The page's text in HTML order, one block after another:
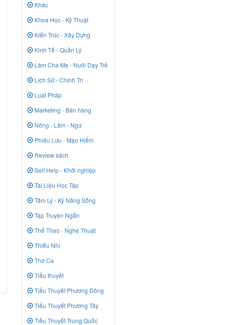
Khác
Khoa Học - Kỹ Thuật
Kiến Trúc - Xây Dựng
Kinh Tế - Quản Lý
Làm Cha Mẹ - Nuôi Dạy Trẻ
Lịch Sử - Chính Trị
Luật Pháp
Marketing - Bán hàng
Nông - Lâm - Ngư
Phiêu Lưu - Mạo Hiểm
Review sách
Self Help - Khởi nghiệp
Tài Liệu Học Tập
Tâm Lý - Kỹ Năng Sống
Tập Truyện Ngắn
Thể Thao - Nghệ Thuật
Thiếu Nhi
Thơ Ca
Tiểu thuyết
Tiểu Thuyết Phương Đông
Tiểu Thuyết Phương Tây
Tiểu Thuyết Trung Quốc